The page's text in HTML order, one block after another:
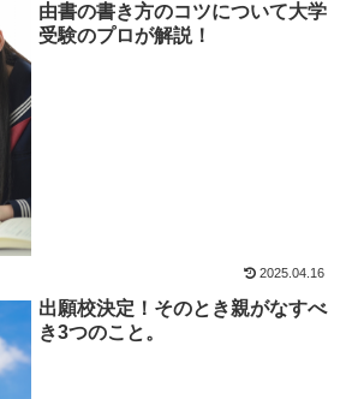
由書の書き方のコツについて大学
受験のプロが解説！
2025.04.16
出願校決定！そのとき親がなすべ
き3つのこと。